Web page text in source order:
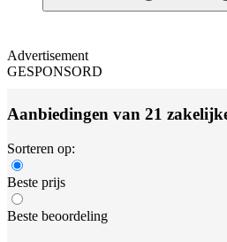
Advertisement
GESPONSORD
Aanbiedingen van 21
Sorteren op:
Beste prijs
Beste beoordeling